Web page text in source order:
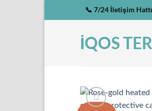
atla
📞 7/24 İletişim
İQOS